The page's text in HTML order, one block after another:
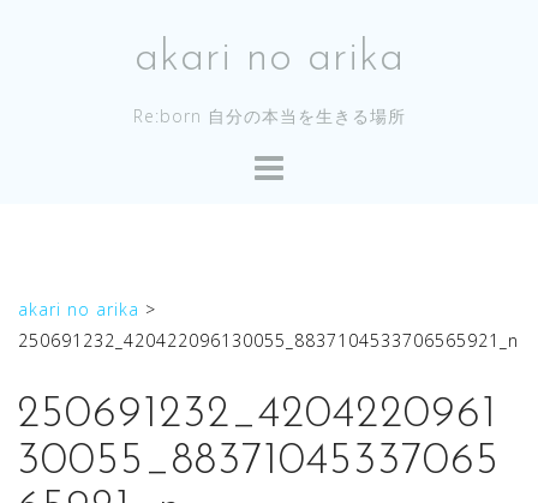
akari no arika
Re:born 自分の本当を生きる場所
akari no arika >
250691232_420422096130055_8837104533706565921_n
250691232_4204220961
30055_88371045337065